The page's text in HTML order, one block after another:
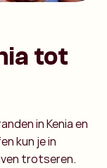
tot
in Kenia en
kun je in
trotseren.